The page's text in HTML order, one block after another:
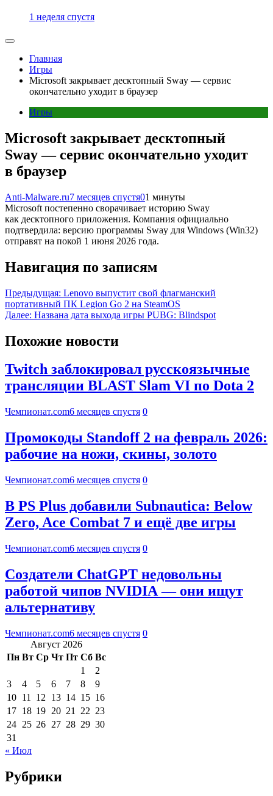
1 неделя спустя
Главная
Игры
Microsoft закрывает десктопный Sway — сервис
окончательно уходит в браузер
Игры
Microsoft закрывает десктопный
Sway — сервис окончательно уходит
в браузер
Anti-Malware.ru7 месяцев спустя01 минуты
Microsoft постепенно сворачивает историю Sway
как десктопного приложения. Компания официально
подтвердила: версию программы Sway для Windows (Win32)
отправят на покой 1 июня 2026 года.
Навигация по записям
Предыдущая: Lenovo выпустит свой флагманский
портативный ПК Legion Go 2 на SteamOS
Далее: Названа дата выхода игры PUBG: Blindspot
Похожие новости
Twitch заблокировал русскоязычные
трансляции BLAST Slam VI по Dota 2
Чемпионат.com6 месяцев спустя 0
Промокоды Standoff 2 на февраль 2026:
рабочие на ножи, скины, золото
Чемпионат.com6 месяцев спустя 0
В PS Plus добавили Subnautica: Below
Zero, Ace Combat 7 и ещё две игры
Чемпионат.com6 месяцев спустя 0
Создатели ChatGPT недовольны
работой чипов NVIDIA — они ищут
альтернативу
Чемпионат.com6 месяцев спустя 0
Август 2026
Пн Вт Ср Чт Пт Сб Вс
1
2
3
4 5 6 7 8
9
10 11 12 13 14 15 16
17 18 19 20 21 22 23
24 25 26 27 28 29 30
31
« Июл
Рубрики